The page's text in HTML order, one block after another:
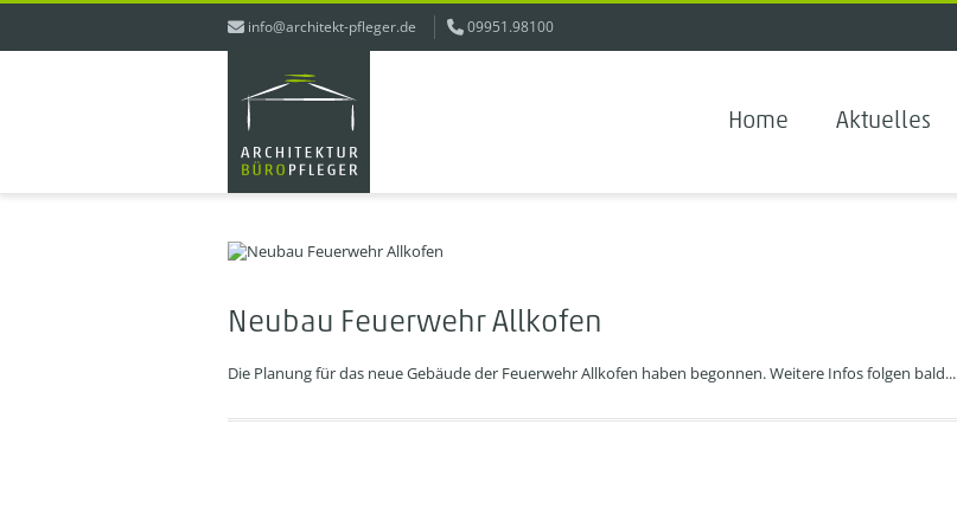
info@architekt-pfleger.de 09951.98100
Home Aktuelles
Neubau Feuerwehr Allkofen
Die Planung für das neue Gebäude der Feuerwehr Allkofen haben begonnen. Weitere Infos folgen bald...